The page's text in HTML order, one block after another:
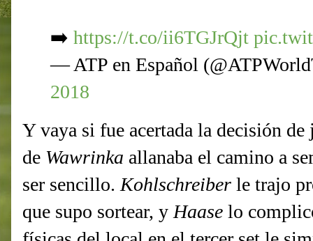
➡️ https://t.co/ii6TGJrQjt
— ATP en Español
2018
Y vaya si fue acertada la decisión
de Wawrinka allanaba el camino a
ser sencillo. Kohlschreiber le trajo
que supo sortear, y Haase lo